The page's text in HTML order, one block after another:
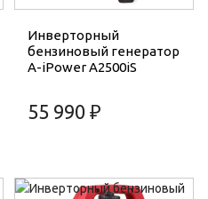
Инверторный
бензиновый генератор
A-iPower A2500iS
55 990 ₽